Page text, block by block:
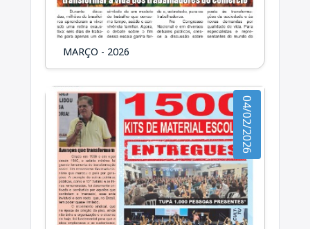
MARÇO - 2026
04/02/2026